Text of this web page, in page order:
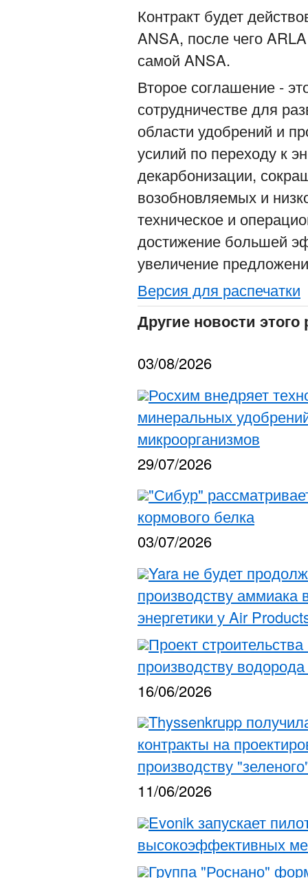
Контракт будет
ANSA, после чего
самой ANSA.
Второе соглашение -
сотрудничестве для
области удобрений и
усилий по переходу к
декарбонизации,
возобновляемых и
техническое и
достижение большей
увеличение
Версия для распечатки
Другие новости этого
03/08/2026
Росхим внедряет
минеральных
микроорганизмов
29/07/2026
"Сибур"
кормового белка
03/07/2026
Yara не будет
производству аммиака
энергетики у Air
Проект
производству
16/06/2026
Thyssenkrupp
контракты на
производству
11/06/2026
Evonik запускает
высокоэффективных
Группа "Роснано"